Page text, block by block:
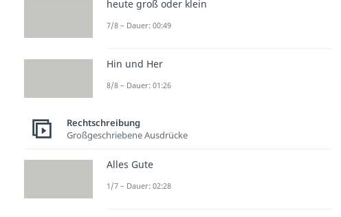
heute groß oder klein
7/8 – Dauer: 00:49
Hin und Her
8/8 – Dauer: 01:26
Rechtschreibung
Großgeschriebene Ausdrücke
Alles Gute
1/7 – Dauer: 02:28